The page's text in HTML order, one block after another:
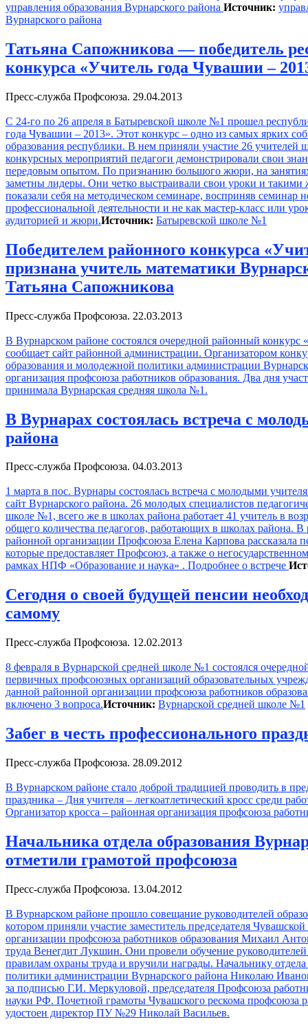
управления образования Вурнарского района Источник:
Вурнарского района
Татьяна Сапожникова — победитель
конкурса «Учитель года Чувашии –
Пресс-служба Профсоюза. 29.04.2013
С 24-го по 26 апреля в Батыревской школе №1 прошел
года Чувашии – 2013». Этот конкурс – одно из самых ярких
образования республики. В нем приняли участие 26 учителей
конкурсных мероприятий педагоги демонстрировали свои
передовым опытом. По признанию большого жюри, на
заметны лидеры. Они четко выстраивали свои уроки и
показали себя на методическом семинаре, восприняв семинар
профессиональной деятельности и не как мастер-класс или
аудиторией и жюри.Источник: Батыревской школе №1
Победителем районного конкурса
признана учитель математики
Татьяна Сапожникова
Пресс-служба Профсоюза. 22.03.2013
В Вурнарском районе состоялся очередной районный конкурс
сообщает сайт районной администрации. Организатором
образования и молодежной политики администрации
организация профсоюза работников образования. Два дня
принимала Вурнарская средняя школа №1.
В Вурнарах состоялась встреча с
района
Пресс-служба Профсоюза. 04.03.2013
1 марта в пос. Вурнары состоялась встреча с молодыми
сайт Вурнарского района. 26 молодых специалистов
школе №1, всего же в школах района работает 41 учитель в
общего количества педагогов, работающих в школах района. В
районной организации Профсоюза Елена Карпова рассказала
которые предоставляет Профсоюз, а также о
рамках НПФ «Образование и наука» . Подробнее о встрече
Сегодня о своей будущей пенсии
самому
Пресс-служба Профсоюза. 12.02.2013
8 февраля в Вурнарской средней школе №1 состоялся
первичных профсоюзных организаций образовательных
данной районной организации профсоюза работников
включено 3 вопроса.Источник: Вурнарской средней школе №1
Забег в честь профессионального
Пресс-служба Профсоюза. 28.09.2012
В Вурнарском районе стало доброй традицией проводить в
праздника – Дня учителя – легкоатлетический кросс среди
Организатор кросса – районная организация профсоюза
Начальника отдела образования
отметили грамотой профсоюза
Пресс-служба Профсоюза. 13.04.2012
В Вурнарском районе прошло совещание руководителей
котором приняли участие заместитель председателя
организации профсоюза работников образования Михаил
труда Венегдит Лукшин. Они провели обучение
правилам охраны труда и вручили награды. Начальнику
политики администрации Вурнарского района Николаю
за подписью Г.И. Меркуловой, председателя Профсоюза
науки РФ. Почетной грамоты Чувашского рескома профсоюза
удостоен директор ПУ №29 Николай Васильев.